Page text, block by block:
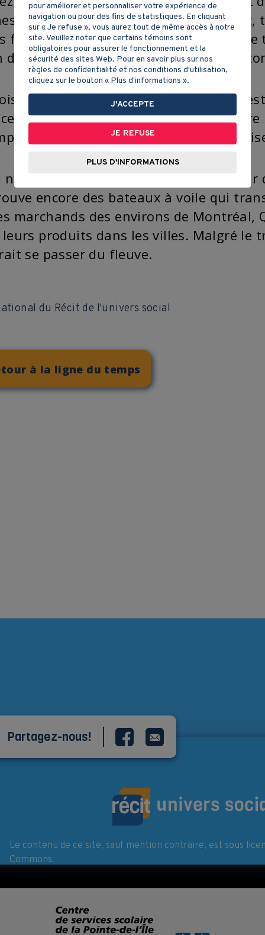
pour faire le trajet Montréal-Québec,
fiable est aussi plus rapide, effectue le
de temps profite au développement
durant l’hiver, le port de Montréal
Le port ferme donc au moins
l’arrivée du premier bateau
n’y a pas que les gros bateaux à
encore des bateaux à voile qui
marchands des environs de Montréal,
produits dans les villes. Malgré le
se passer du fleuve.
du Récit de l'univers social
à la ligne du temps
Le contenu de ce site, sauf mention contraire, est sous
Commons.
Partagez-nous!
pour améliorer et personnaliser votre expérience de
navigation ou pour des fins de statistiques. En cliquant
sur « Je refuse », vous aurez tout de même accès à notre
site. Veuillez noter que certains témoins sont
obligatoires pour assurer le fonctionnement et la
sécurité des sites Web. Pour en savoir plus sur nos
règles de confidentialité et nos conditions d'utilisation,
cliquez sur le bouton « Plus d'informations ».
J'ACCEPTE
JE REFUSE
PLUS D'INFORMATIONS